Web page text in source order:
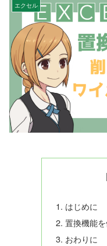
エクセル
はじめに
置換機能
おわりに